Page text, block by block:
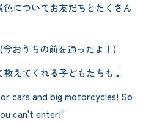
についてお友だちとたくさん
おうちの前を通ったよ！)
えてくれる子どもたちも♩
cars and big motorcycles! So
can't enter!"